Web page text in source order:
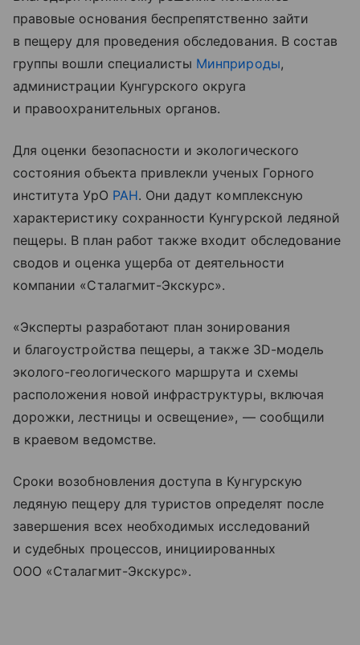
правовые основания беспрепятственно зайти
в пещеру для проведения обследования. В состав
группы вошли специалисты Минприроды,
администрации Кунгурского округа
и правоохранительных органов.
Для оценки безопасности и экологического
состояния объекта привлекли ученых Горного
института УрО РАН. Они дадут комплексную
характеристику сохранности Кунгурской ледяной
пещеры. В план работ также входит обследование
сводов и оценка ущерба от деятельности
компании «Сталагмит-Экскурс».
«Эксперты разработают план зонирования
и благоустройства пещеры, а также 3D-модель
эколого-геологического маршрута и схемы
расположения новой инфраструктуры, включая
дорожки, лестницы и освещение», — сообщили
в краевом ведомстве.
Сроки возобновления доступа в Кунгурскую
ледяную пещеру для туристов определят после
завершения всех необходимых исследований
и судебных процессов, инициированных
ООО «Сталагмит-Экскурс».